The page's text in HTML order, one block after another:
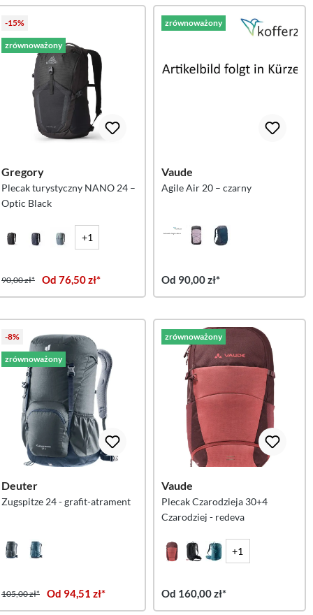
-15%
zrównoważony
Gregory
Plecak turystyczny NANO 24 –
Optic Black
+1
90,00 zł* Od 76,50 zł*
zrównoważony
Vaude
Agile Air 20 – czarny
Od 90,00 zł*
-8%
zrównoważony
Deuter
Zugspitze 24 - grafit-atrament
105,00 zł* Od 94,51 zł*
zrównoważony
Vaude
Plecak Czarodzieja 30+4
Czarodziej - redeva
+1
Od 160,00 zł*